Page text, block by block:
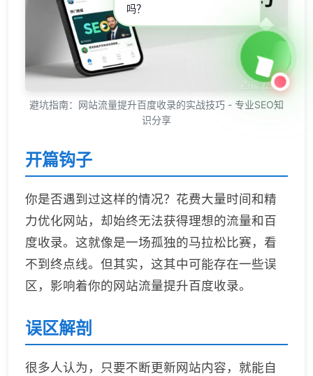
避坑指南：网站流量提升百度收录的实战技巧 - 专业SEO知
识分享
开篇钩子
你是否遇到过这样的情况？花费大量时间和精
力优化网站，却始终无法获得理想的流量和百
度收录。这就像是一场孤独的马拉松比赛，看
不到终点线。但其实，这其中可能存在一些误
区，影响着你的网站流量提升百度收录。
误区解剖
很多人认为，只要不断更新网站内容，就能自
吗？